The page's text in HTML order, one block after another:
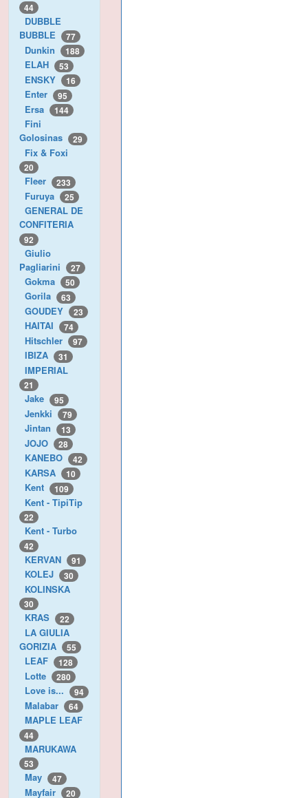
44
DUBBLE
BUBBLE
77
Dunkin 188
ELAH 53
ENSKY 16
Enter 95
Ersa 144
Fini
Golosinas
29
Fix & Foxi
20
Fleer 233
Furuya 25
GENERAL DE
CONFITERIA
92
Giulio
Pagliarini
27
Gokma 50
Gorila 63
GOUDEY 23
HAITAI 74
Hitschler 97
IBIZA 31
IMPERIAL
21
Jake 95
Jenkki 79
Jintan 13
JOJO 28
KANEBO 42
KARSA 10
Kent 109
Kent - TipiTip
22
Kent - Turbo
42
KERVAN 91
KOLEJ 30
KOLINSKA
30
KRAS 22
LA GIULIA
GORIZIA
55
LEAF 128
Lotte 280
Love is... 94
Malabar 64
MAPLE LEAF
44
MARUKAWA
53
May 47
Mayfair 20